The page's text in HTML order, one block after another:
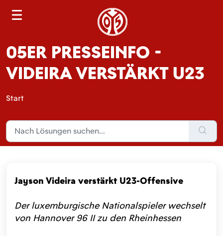
05ER PRESSEINFO -
VIDEIRA VERSTÄRKT U23
Start
Jayson Videira verstärkt U23-Offensive
Der luxemburgische Nationalspieler wechselt
von Hannover 96 II zu den Rheinhessen